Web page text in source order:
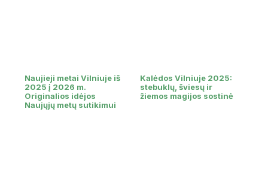
Naujieji metai Vilniuje iš
2025 į 2026 m.
Originalios idėjos
Naujųjų metų sutikimui
Kalėdos Vilniuje 2025:
stebuklų, šviesų ir
žiemos magijos sostinė